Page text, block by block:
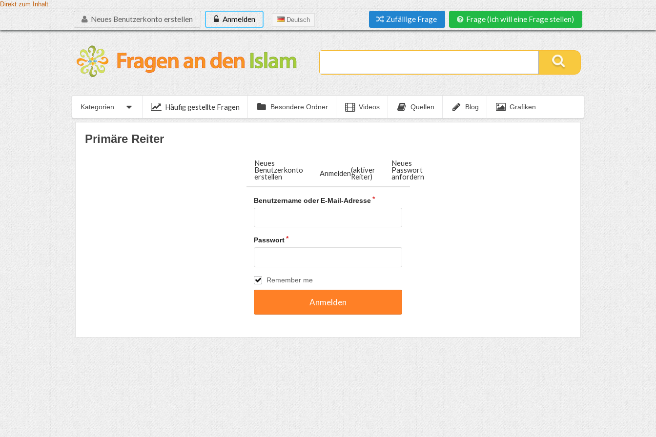
Direkt zum Inhalt
Neues Benutzerkonto erstellen Anmelden Deutsch Zufällige Frage Frage (ich will eine Frage stellen)
Kategorien Häufig gestellte Fragen Besondere Ordner Videos Quellen Blog Grafiken
Primäre Reiter
Neues
Benutzerkonto
erstellen Anmelden(aktiver
Reiter)
Neues
Passwort
anfordern
Benutzername oder E-Mail-Adresse
Passwort
Remember me